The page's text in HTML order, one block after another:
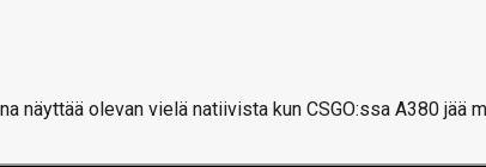
näyttää olevan vielä natiivista kun CSGO:ssa A380 jää